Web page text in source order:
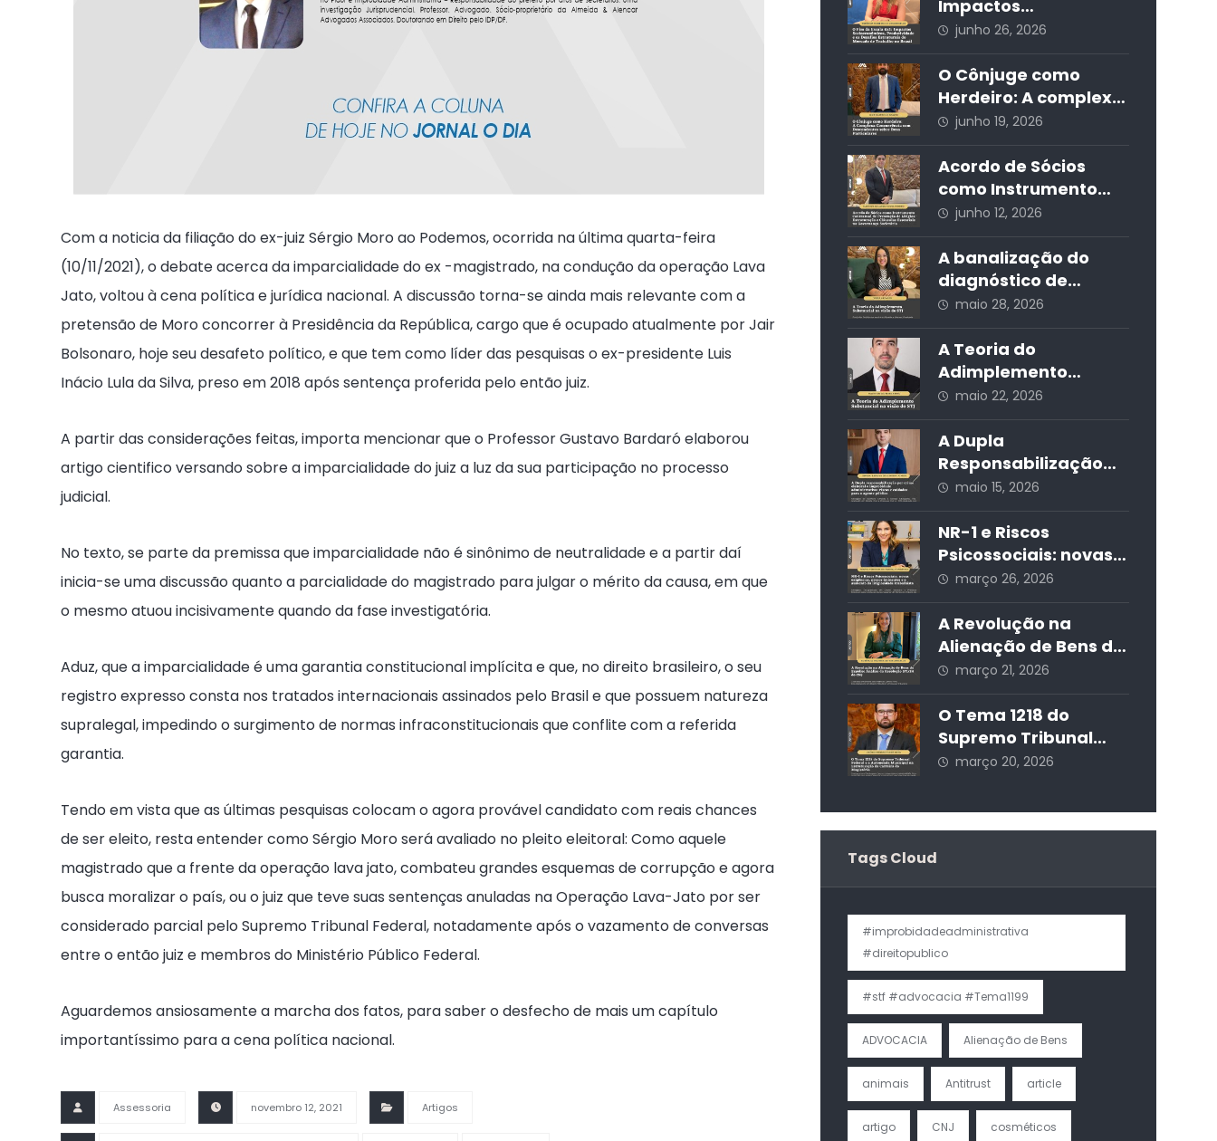
Com a noticia da filiação do ex-juiz Sérgio Moro ao Podemos, ocorrida na última quarta-feira
(10/11/2021), o debate acerca da imparcialidade do ex -magistrado, na condução da operação Lava
Jato, voltou à cena política e jurídica nacional. A discussão torna-se ainda mais relevante com a
pretensão de Moro concorrer à Presidência da República, cargo que é ocupado atualmente por Jair
Bolsonaro, hoje seu desafeto político, e que tem como líder das pesquisas o ex-presidente Luis
Inácio Lula da Silva, preso em 2018 após sentença proferida pelo então juiz.
A partir das considerações feitas, importa mencionar que o Professor Gustavo Bardaró elaborou
artigo cientifico versando sobre a imparcialidade do juiz a luz da sua participação no processo
judicial.
No texto, se parte da premissa que imparcialidade não é sinônimo de neutralidade e a partir daí
inicia-se uma discussão quanto a parcialidade do magistrado para julgar o mérito da causa, em que
o mesmo atuou incisivamente quando da fase investigatória.
Aduz, que a imparcialidade é uma garantia constitucional implícita e que, no direito brasileiro, o seu
registro expresso consta nos tratados internacionais assinados pelo Brasil e que possuem natureza
supralegal, impedindo o surgimento de normas infraconstitucionais que conflite com a referida
garantia.
Tendo em vista que as últimas pesquisas colocam o agora provável candidato com reais chances
de ser eleito, resta entender como Sérgio Moro será avaliado no pleito eleitoral: Como aquele
magistrado que a frente da operação lava jato, combateu grandes esquemas de corrupção e agora
busca moralizar o país, ou o juiz que teve suas sentenças anuladas na Operação Lava-Jato por ser
considerado parcial pelo Supremo Tribunal Federal, notadamente após o vazamento de conversas
entre o então juiz e membros do Ministério Público Federal.
Aguardemos ansiosamente a marcha dos fatos, para saber o desfecho de mais um capítulo
importantíssimo para a cena política nacional.
Assessoria novembro 12, 2021 Artigos
seguros em cartões
de crédito
Impactos
Socioeconômicos,
Produtividade e os
Desafios Estruturais
do Mercado de
Trabalho no Brasil
junho 26, 2026
O Cônjuge como
Herdeiro: A complexa
concorrência com
descendentes sobre
bens particulares
junho 19, 2026
Acordo de Sócios
como Instrumento
Contratual de
Prevenção de Litígios:
Estruturação e
Cláusulas Essenciais
na Governança
Societária
junho 12, 2026
A banalização do
diagnóstico de
autismo nas redes
sociais e seus
impactos jurídicos e
sociais
maio 28, 2026
A Teoria do
Adimplemento
Substancial na visão
do STJ
maio 22, 2026
A Dupla
Responsabilização
por Crime Eleitoral e
Improbidade
Administrativa:
Riscos e Cuidados
para o Agente
Público
maio 15, 2026
NR-1 e Riscos
Psicossociais: novas
exigências, prazos
iminentes e o
aumento da
litigiosidade
trabalhista
março 26, 2026
A Revolução na
Alienação de Bens do
Espólio: Análise da
Resolução 571/24 do
CNJ
março 21, 2026
O Tema 1218 do
Supremo Tribunal
Federal e a
Carreira do
março 20, 2026
Tags Cloud
#improbidadeadministrativa
#direitopublico
#stf #advocacia #Tema1199
ADVOCACIA Alienação de Bens
animais Antitrust article
artigo CNJ cosméticos